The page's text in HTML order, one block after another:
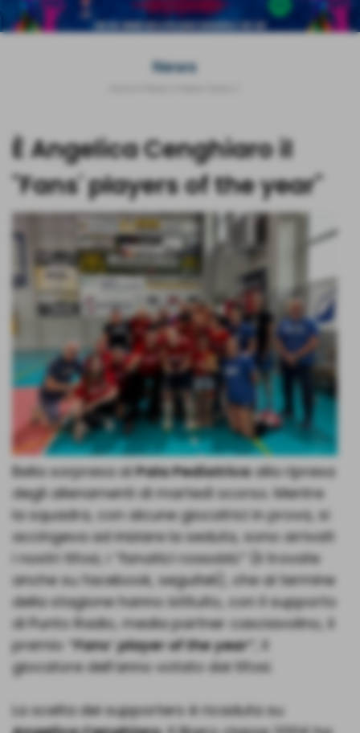
News
È Angelica Cenghiaro il
"Fans' players of the year"
Bella sorpresa alPala Pediatricaalla ripresa
degli allenamenti di martedì scorso. Mentre
la squadra, con alcune giocatrici in prova, si
accingeva ad iniziare la seduta, sono arrivati
i nostri tifosi, i
“fanatici rossoblù”
(li trovate
anche su facebook, seguiteli), che al termine
della stagione hanno istituito, con il supporto
di Punto Radio, media partner casciavolino, il
premio “Fans’ player of the year”
, il
giocatore dell’anno votato dai tifosi.
La scelta dei supporters è ricaduta su